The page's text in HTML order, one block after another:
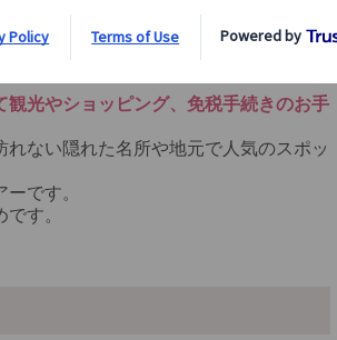
光やショッピング、免税手続きのお手
ない隠れた名所や地元で人気のスポッ
です。
す。